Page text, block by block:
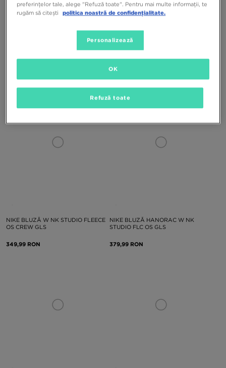
NIKE BLUZĂ HANORAC W STDO
349,99 RON
NIKE BLUZĂ HANORAC W NK
379,99 RON
NIKE BLUZĂ W NK STUDIO FLEECE
OS CREW GLS
349,99 RON
NIKE BLUZĂ HANORAC W NK
STUDIO FLC OS GLS
379,99 RON
preferințelor tale, alege "Refuză toate". Pentru mai multe informații, te
rugăm să citești
politica noastră de confidențialitate.
Personalizează
Refuză toate
OK